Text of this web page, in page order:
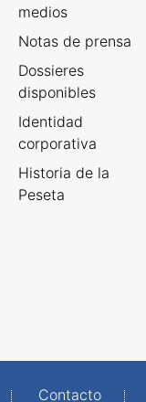
medios
Notas de prensa
Dossieres
disponibles
Identidad
corporativa
Historia de la
Peseta
Contacto